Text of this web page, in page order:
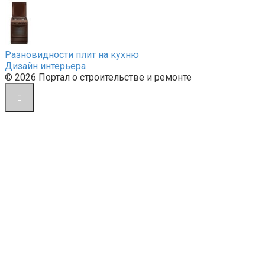
Разновидности плит на кухню
Дизайн интерьера
© 2026 Портал о строительстве и ремонте